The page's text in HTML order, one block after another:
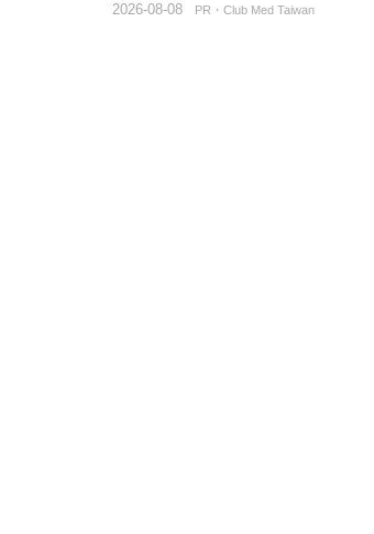
PR・Club Med Taiwan
2026-08-08